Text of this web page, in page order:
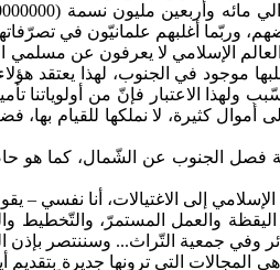
وربّما أغلبهم علمانيّون في
العالم الإسلامي لا يعرفون عن
موجود في الجنوب، لهذا يعتقد
ولهذا الاعتبار فإنّ من
أموال كثيرة، لا نملكها للقيام
الجنوب عن الشّمال، كما هو
إلى الاغتيالات، أنا نفسي –
والعمل المستمرّ، والتّخطيط
وفي جمعية التّراث... وسننتصر بإذن
المجالات التي ترونها جديرة